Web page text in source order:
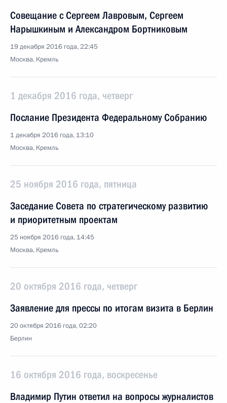
Совещание с Сергеем Лавровым, Сергеем
Нарышкиным и Александром Бортниковым
19 декабря 2016 года, 22:45
Москва, Кремль
1 декабря 2016 года, четверг
Послание Президента Федеральному Собранию
1 декабря 2016 года, 13:10
Москва, Кремль
25 ноября 2016 года, пятница
Заседание Совета по стратегическому развитию
и приоритетным проектам
25 ноября 2016 года, 14:45
Москва, Кремль
20 октября 2016 года, четверг
Заявление для прессы по итогам визита в Берлин
20 октября 2016 года, 02:20
Берлин
16 октября 2016 года, воскресенье
Владимир Путин ответил на вопросы журналистов